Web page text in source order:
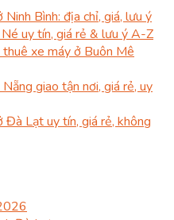
Bình: địa chỉ, giá, lưu ý
uy tín, giá rẻ & lưu ý A-Z
thuê xe máy ở Buôn Mê
giao tận nơi, giá rẻ, uy
Đà Lạt uy tín, giá rẻ, không